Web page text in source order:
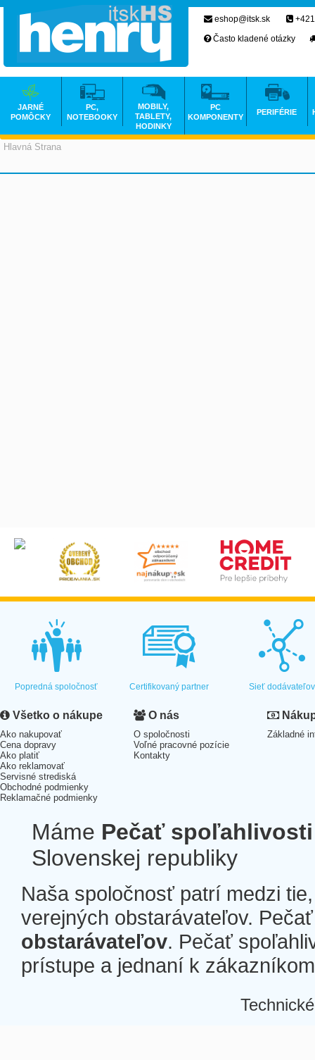
Hlavná Strana
eshop@itsk.sk
Často kladené otázky
JARNÉ
POMÔCKY
PC,
NOTEBOOKY
MOBILY,
TABLETY,
HODINKY
PC
KOMPONENTY
PERIFÉRIE
Popredná spoločnosť Certifikovaný partner Sieť dodávateľov
Všetko o nákupe
Ako nakupovať
Cena dopravy
Ako platiť
Ako reklamovať
Servisné strediská
Obchodné podmienky
Reklamačné podmienky
O nás
O spoločnosti
Voľné pracovné pozície
Kontakty
Základné
Máme Pečať spoľahlivosti
Slovenskej republiky
Naša spoločnosť patrí medzi
verejných obstarávateľov.
obstarávateľov. Pečať
prístupe a jednaní k